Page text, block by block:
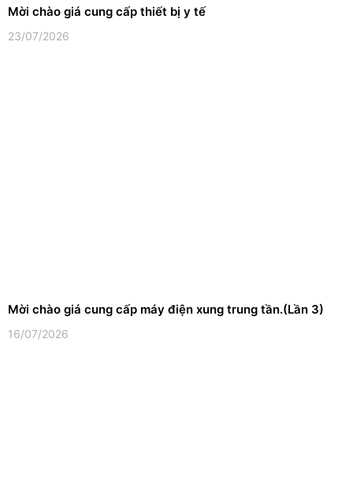
Mời chào giá cung cấp thiết bị y tế
23/07/2026
Mời chào giá cung cấp máy điện xung trung tần.(Lần 3)
16/07/2026